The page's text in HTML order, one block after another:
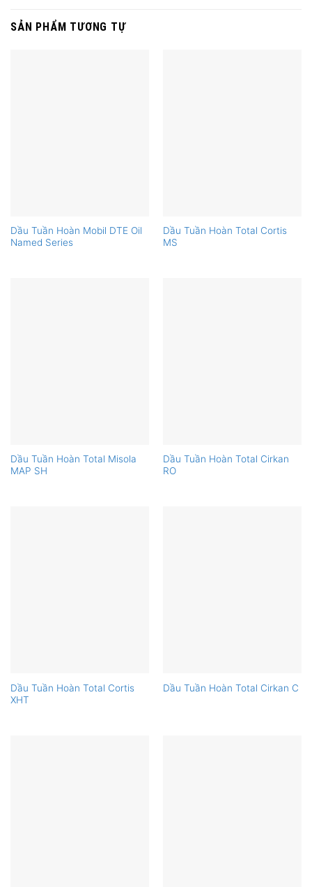
SẢN PHẨM TƯƠNG TỰ
Dầu Tuần Hoàn Mobil DTE Oil
Named Series
Dầu Tuần Hoàn Total Cortis
MS
Dầu Tuần Hoàn Total Misola
MAP SH
Dầu Tuần Hoàn Total Cirkan
RO
Dầu Tuần Hoàn Total Cortis
XHT
Dầu Tuần Hoàn Total Cirkan C